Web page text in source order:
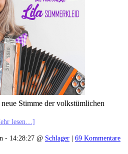
Stimme der volkstümlichen
lesen…]
- 14:28:27 @ Schlager | 69 Kommentare